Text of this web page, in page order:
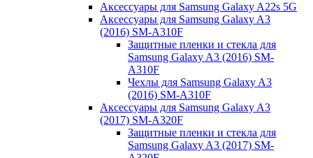
Аксессуары для Samsung Galaxy A22s 5G
Аксессуары для Samsung Galaxy A3
(2016) SM-A310F
Защитные пленки и стекла для
Samsung Galaxy A3 (2016) SM-
A310F
Чехлы для Samsung Galaxy A3
(2016) SM-A310F
Аксессуары для Samsung Galaxy A3
(2017) SM-A320F
Защитные пленки и стекла для
Samsung Galaxy A3 (2017) SM-